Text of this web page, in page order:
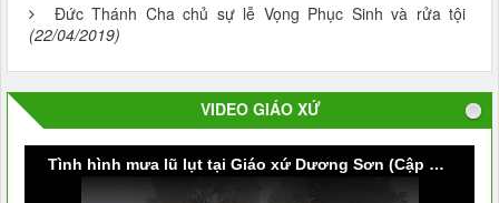
Đức Thánh Cha chủ sự lễ Vọng Phục Sinh và rửa tội
(22/04/2019)
VIDEO GIÁO XỨ
Tình hình mưa lũ lụt tại Giáo xứ Dương Sơn (Cập nhật vào lúc 9g30 ngày 09/10/2020)